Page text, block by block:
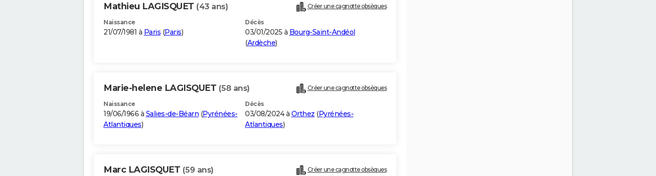
Mathieu LAGISQUET (43 ans) Créer une cagnotte obsèques
Naissance
21/07/1981 à Paris (Paris)
Décès
03/01/2025 à Bourg-Saint-Andéol
(Ardèche)
Marie-helene LAGISQUET (58 ans) Créer une cagnotte obsèques
Naissance
19/06/1966 à Salies-de-Béarn (Pyrénées-
Atlantiques)
Décès
03/08/2024 à Orthez (Pyrénées-
Atlantiques)
Marc LAGISQUET (59 ans) Créer une cagnotte obsèques